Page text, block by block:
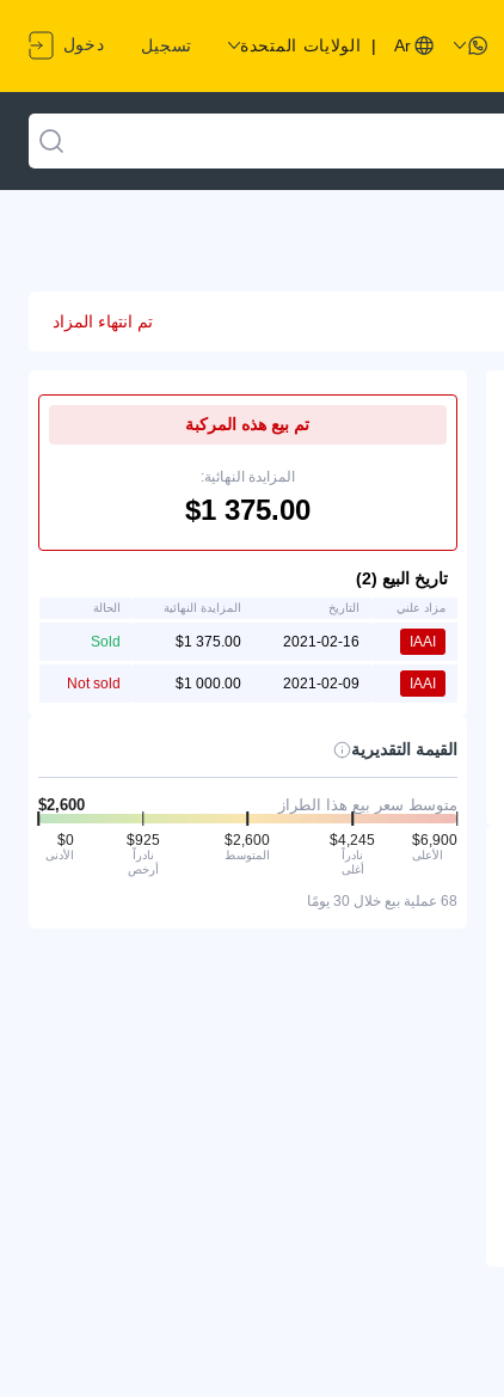
Ar
| الولايات المتحدة تسجيل دخول
تم انتهاء المزاد
تم بيع هذه المركبة
المزايدة النهائية:
⁦$1 375.00⁩
تاريخ البيع (2)
مزاد علني التاريخ المزايدة النهائية الحالة
IAAI
2021-02-16
⁦$1 375.00⁩
Sold
IAAI
2021-02-09
⁦$1 000.00⁩
Not sold
القيمة التقديرية
متوسط سعر بيع هذا الطراز
الأدنى
⁦$925⁩
نادراً
أرخص
المتوسط
نادراً
أغلى
⁦$6,900⁩
الأعلى
68 عملية بيع خلال 30 يومًا